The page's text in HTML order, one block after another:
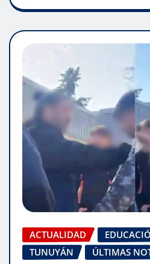
ACTUALIDAD
TUNUYÁN
ÚLTIMAS